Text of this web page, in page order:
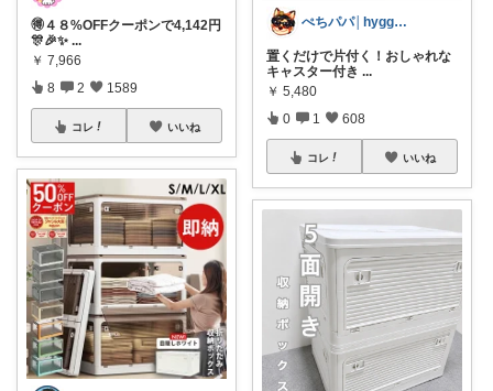
🉐４８%OFFクーポンで4,142円
🎊🎉✨ ...
￥ 7,966
8 2 1589
コレ いいね
ぺちパパ│hyggeな心意気を大切に🌿
置くだけで片付く！おしゃれな
キャスター付き ...
￥ 5,480
0 1 608
コレ いいね